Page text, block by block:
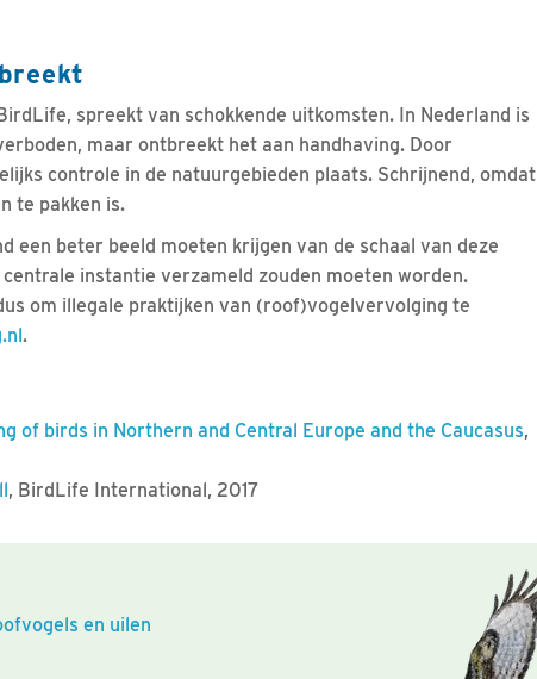
spreekt van schokkende uitkomsten. In Nederland is
maar ontbreekt het aan handhaving. Door
controle in de natuurgebieden plaats. Schrijnend, omdat
te pakken is.
een beter beeld moeten krijgen van de schaal van deze
instantie verzameld zouden moeten worden.
om illegale praktijken van (roof)vogelvervolging te
.
of birds in Northern and Central Europe and the Caucasus,
, BirdLife International, 2017
en uilen